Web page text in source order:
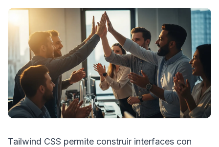
Tailwind CSS permite construir interfaces con